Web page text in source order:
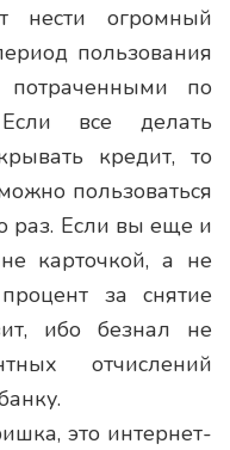
нести огромный
пользования
по
все делать
кредит, то
пользоваться
раз. Если вы еще и
карточкой, а не
за снятие
ибо безнал не
отчислений
это интернет-